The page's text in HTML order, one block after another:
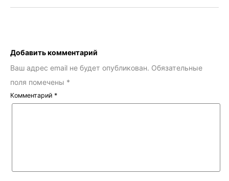
Добавить комментарий
Ваш адрес email не будет опубликован. Обязательные
поля помечены *
Комментарий *